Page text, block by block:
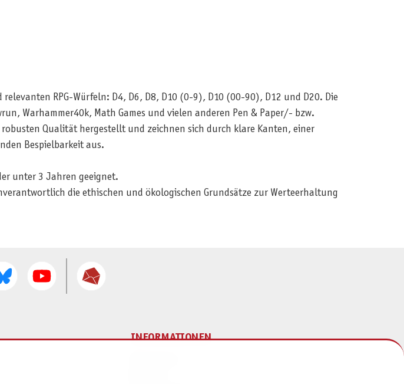
RPG-Würfeln: D4, D6, D8, D10 (0-9), D10 (00-90), D12 und D20. Die
Warhammer40k, Math Games und vielen anderen Pen & Paper/- bzw.
Qualität hergestellt und zeichnen sich durch klare Kanten, einer
Bespielbarkeit aus.
unter 3 Jahren geeignet.
die ethischen und ökologischen Grundsätze zur Werteerhaltung
INFORMATIONEN